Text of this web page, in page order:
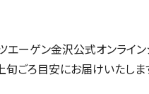
エーゲン金沢公式オンライ
旬ごろ目安にお届けいたしま